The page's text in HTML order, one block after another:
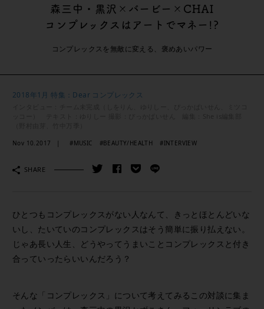
森三中・黒沢×バービー×CHAI
コンプレックスはアートでマネー!?
コンプレックスを無敵に変える、褒めあいパワー
2018年1月 特集：Dear コンプレックス
Nov 10.2017 #MUSIC #BEAUTY/HEALTH #INTERVIEW
SHARE
ひとつもコンプレックスがない人なんて、きっとほとんどいな
いし、たいていのコンプレックスはそう簡単に振り払えない。
じゃあ長い人生、どうやってうまいことコンプレックスと付き
合っていったらいいんだろう？
そんな「コンプレックス」について考えてみるこの対談に集ま